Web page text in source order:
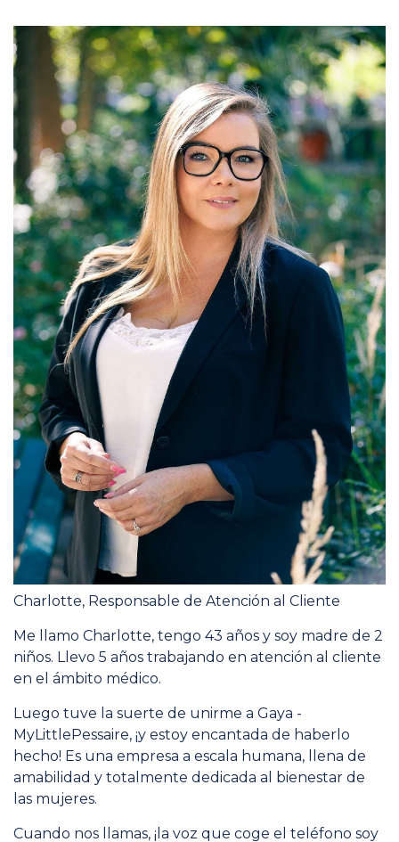
Charlotte, Responsable de Atención al Cliente
Me llamo Charlotte, tengo 43 años y soy madre de 2
niños. Llevo 5 años trabajando en atención al cliente
en el ámbito médico.
Luego tuve la suerte de unirme a Gaya -
MyLittlePessaire, ¡y estoy encantada de haberlo
hecho! Es una empresa a escala humana, llena de
amabilidad y totalmente dedicada al bienestar de
las mujeres.
Cuando nos llamas, ¡la voz que coge el teléfono soy